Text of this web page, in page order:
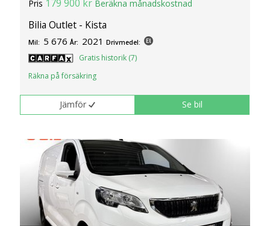
Pris 179 900 kr Beräkna månadskostnad
Bilia Outlet - Kista
Mil: 5 676 År: 2021 Drivmedel:
Gratis historik (7)
Räkna på försäkring
Jämför Se bil